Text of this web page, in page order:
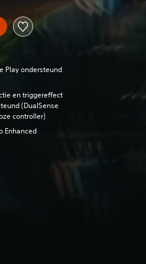
Play ondersteund
en triggereffect
(DualSense
controller)
Enhanced